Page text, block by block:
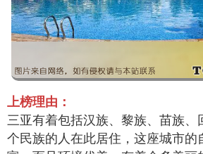
上榜理由：
三亚有着包括汉族、黎族、苗族、
个民族的人在此居住，这座城市的